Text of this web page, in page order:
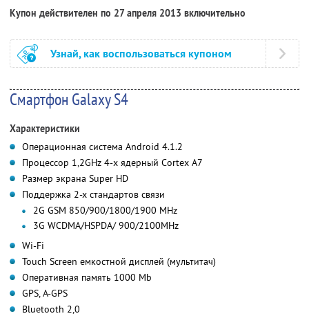
Купон действителен по 27 апреля 2013 включительно
Узнай, как воспользоваться купоном
Смартфон Galaxy S4
Характеристики
Операционная система Android 4.1.2
Процессор 1,2GHz 4-х ядерный Cortex A7
Размер экрана Super HD
Поддержка 2-х стандартов связи
2G GSM 850/900/1800/1900 MHz
3G WCDMA/HSPDA/ 900/2100MHz
Wi-Fi
Touch Screen емкостной дисплей (мультитач)
Оперативная память 1000 Mb
GPS, A-GPS
Bluetooth 2,0